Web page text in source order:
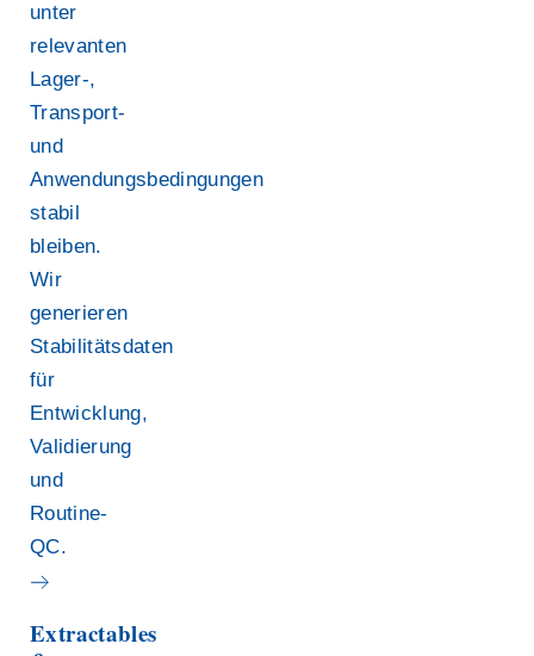
unter
relevanten
Lager-,
Transport-
und
Anwendungsbedingungen
stabil
bleiben.
Wir
generieren
Stabilitätsdaten
für
Entwicklung,
Validierung
und
Routine-
QC.
Extractables